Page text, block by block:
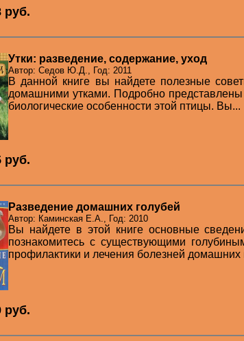
pуб.
Утки: разведение, содержание, уход
Автор: Седов Ю.Д., Год: 2011
В данной книге вы найдете полезные
домашними утками. Подробно
биологические особенности этой птицы. Вы...
pуб.
Разведение домашних голубей
Автор: Каминская Е.А., Год: 2010
Вы найдете в этой книге основные
познакомитесь с существующими
профилактики и лечения болезней домашних
pуб.